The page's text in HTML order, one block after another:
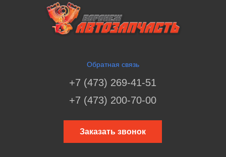
Обратная связь
+7 (473) 269-41-51
+7 (473) 200-70-00
Заказать звонок